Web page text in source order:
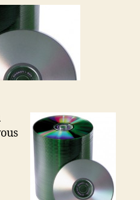
dépôt
local
sans
liaison
Internet